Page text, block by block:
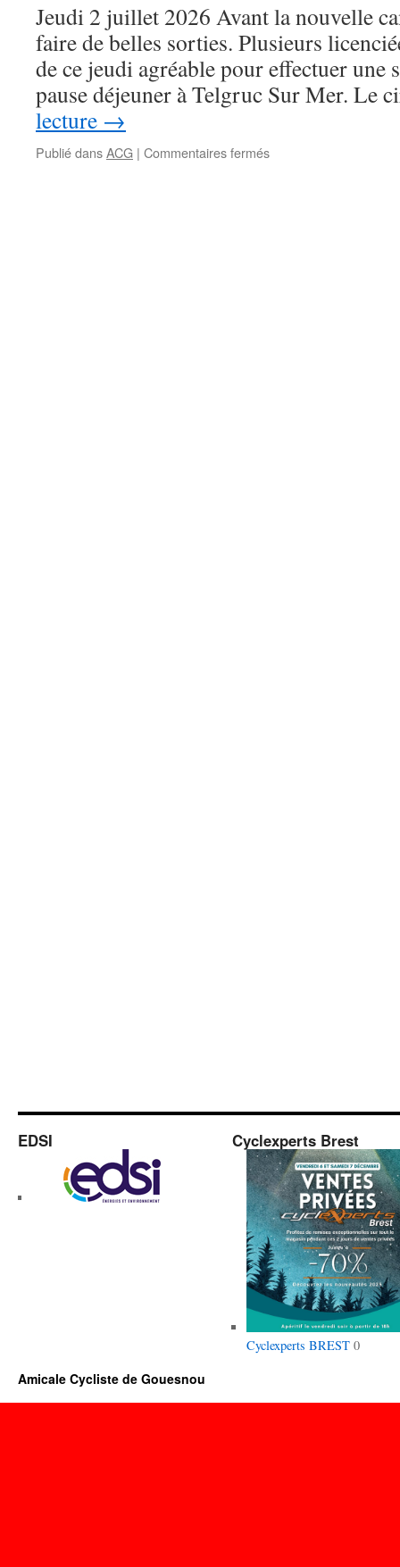
Sables
d’Olonne
Jeudi 2 juillet 2026 Avant la nouvelle
faire de belles sorties. Plusieurs
de ce jeudi agréable pour effectuer une
pause déjeuner à Telgruc Sur Mer.
lecture →
Publié dansACG | Commentaires ferméssur
EDSI Cyclexperts Brest
Cyclexperts BREST0
Amicale Cycliste de Gouesnou